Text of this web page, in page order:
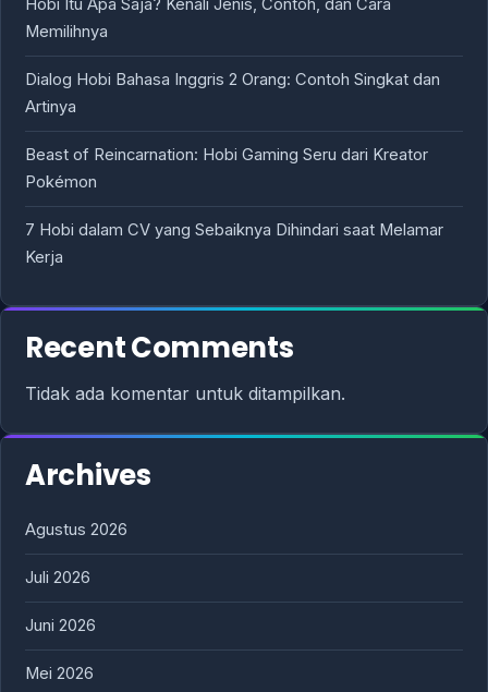
Hobi Itu Apa Saja? Kenali Jenis, Contoh, dan Cara
Memilihnya
Dialog Hobi Bahasa Inggris 2 Orang: Contoh Singkat dan
Artinya
Beast of Reincarnation: Hobi Gaming Seru dari Kreator
Pokémon
7 Hobi dalam CV yang Sebaiknya Dihindari saat Melamar
Kerja
Recent Comments
Tidak ada komentar untuk ditampilkan.
Archives
Agustus 2026
Juli 2026
Juni 2026
Mei 2026